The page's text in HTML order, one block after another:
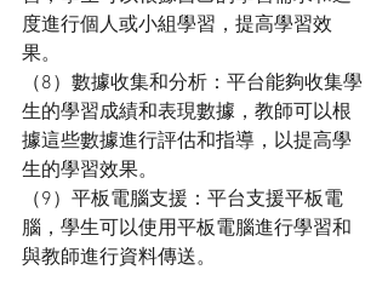
度進行個人或小組學習，提高學習效
果。
（8）數據收集和分析：平台能夠收集學
生的學習成績和表現數據，教師可以根
據這些數據進行評估和指導，以提高學
生的學習效果。
（9）平板電腦支援：平台支援平板電
腦，學生可以使用平板電腦進行學習和
與教師進行資料傳送。